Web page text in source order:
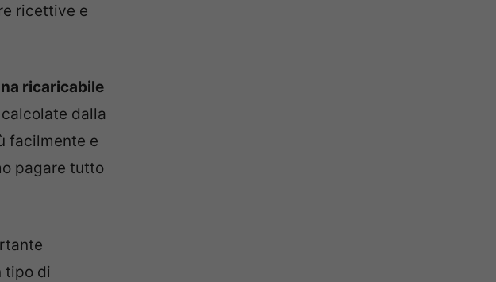
ricettive e
ricaricabile
dalla
facilmente e
pagare tutto
tipo di